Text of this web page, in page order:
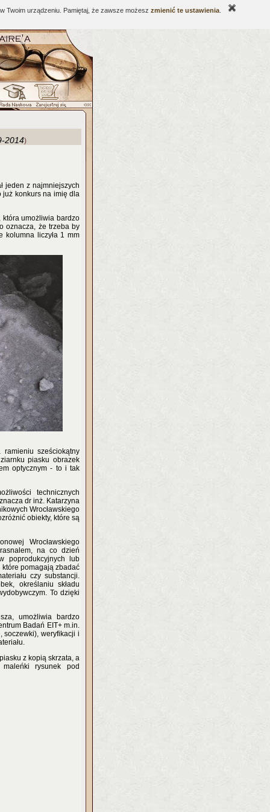
Twoim urządzeniu. Pamiętaj, że zawsze możesz zmienić te ustawienia
2014)
jeden z najmniejszych
już konkurs na imię dla
która umożliwia bardzo
oznacza, że trzeba by
kolumna liczyła 1 mm
sześciokątny
piasku obrazek
optycznym - to i tak
technicznych
dr inż. Katarzyna
Wrocławskiego
obiekty, które są
Wrocławskiego
na co dzień
poprodukcyjnych lub
które pomagają zbadać
czy substancji.
określaniu składu
To dzięki
umożliwia bardzo
Badań EIT+ m.in.
soczewki), weryfikacji i
z kopią skrzata, a
rysunek pod